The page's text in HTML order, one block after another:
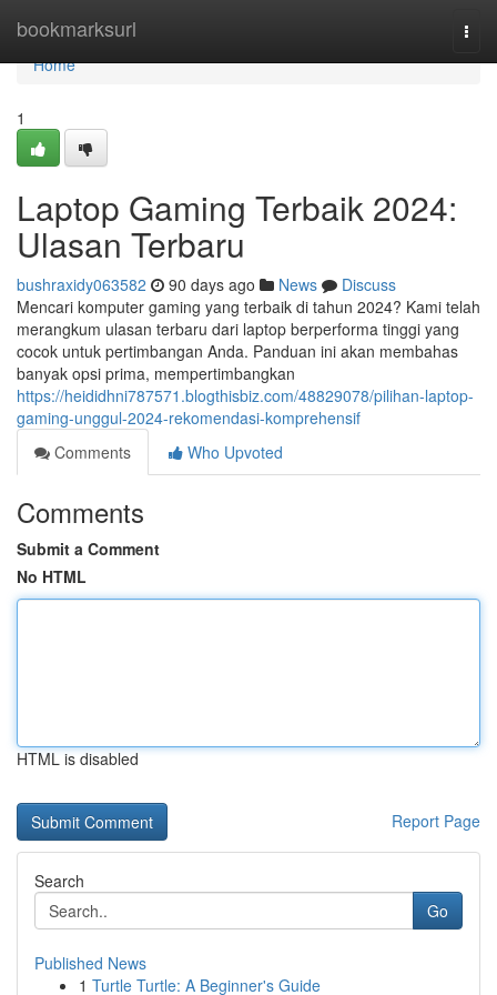
bookmarksurl
Home
Home
1
Laptop Gaming Terbaik 2024:
Ulasan Terbaru
bushraxidy063582 90 days ago News
Discuss
Mencari komputer gaming yang terbaik di tahun 2024? Kami telah
merangkum ulasan terbaru dari laptop berperforma tinggi yang
cocok untuk pertimbangan Anda. Panduan ini akan membahas
banyak opsi prima, mempertimbangkan
https://heididhni787571.blogthisbiz.com/48829078/pilihan-laptop-
gaming-unggul-2024-rekomendasi-komprehensif
Comments
Who Upvoted
Comments
Submit a Comment
No HTML
HTML is disabled
Report Page
Search
Go
Published News
1 Turtle Turtle: A Beginner's Guide